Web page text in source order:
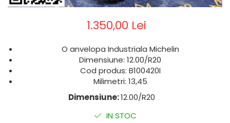
1.350,00 Lei
O anvelopa Industriala Michelin
Dimensiune: 12.00/R20
Cod produs: B100420I
Milimetri: 13,45
Dimensiune:12.00/R20
IN STOC